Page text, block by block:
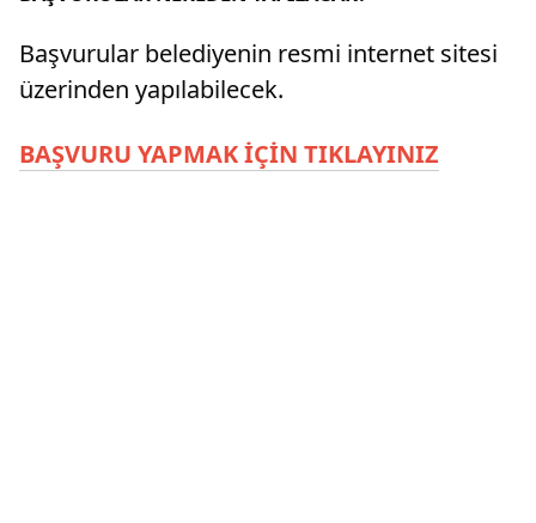
Başvurular belediyenin resmi internet sitesi
üzerinden yapılabilecek.
BAŞVURU YAPMAK İÇİN TIKLAYINIZ